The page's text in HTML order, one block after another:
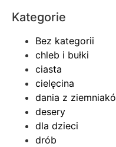
Kategorie
Bez kategorii
chleb i bułki
ciasta
cielęcina
dania z
desery
dla dzieci
drób